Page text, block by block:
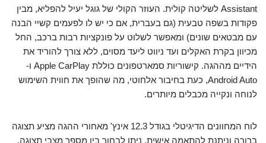
Assistant לשליטה קולית. העוזר הקולי של גוגל יעיל להפליא, מבין
פקודות בשפה טבעית (גם בעברית, אם כי יש לו לפעמים קשיי הבנה
עם מבטאים שונים) ומאפשר לשלוט על פונקציות רבות ברכב, החל
מכיוון בקרת האקלים ועד ניווט ליעד מסוים, ללא צורך להוריד את
הידיים מההגה. קישוריות סמארטפונים כוללת Apple CarPlay ו-
Android Auto, כעת בחיבור אלחוטי, מה שהופך את חווית השימוש
לנוחה ונקייה מכבלים מיותרים.
לוח המחוונים הדיגיטלי בגודל 12.3 אינץ' מאחורי ההגה מציע תצוגה
ברורה וניתנת להתאמה אישית. ניתן לבחור בין מספר מצבי תצוגה,